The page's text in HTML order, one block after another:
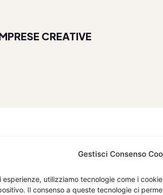
Gestisci Consenso
esperienze, utilizziamo tecnologie come i
Il consenso a queste tecnologie ci
CREATIVE